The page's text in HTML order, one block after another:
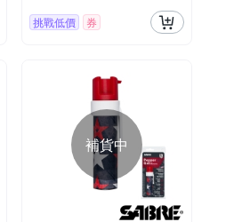
挑戰低價 券
補貨中